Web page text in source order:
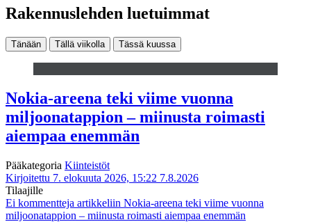
Rakennuslehden luetuimmat
Tänään Tällä viikolla Tässä kuussa
Nokia-areena teki viime vuonna
miljoonatappion – miinusta roimasti
aiempaa enemmän
Pääkategoria Kiinteistöt
Kirjoitettu 7. elokuuta 2026, 15:22 7.8.2026
Tilaajille
Ei kommentteja artikkeliin Nokia-areena teki viime vuonna
miljoonatappion – miinusta roimasti aiempaa enemmän